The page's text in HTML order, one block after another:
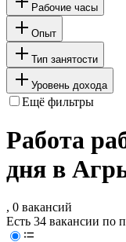
Рабочие часы
Опыт
Тип занятости
Уровень дохода
Ещё фильтры
Работа
дня в
, 0 вакансий
Есть 34 вакансии по